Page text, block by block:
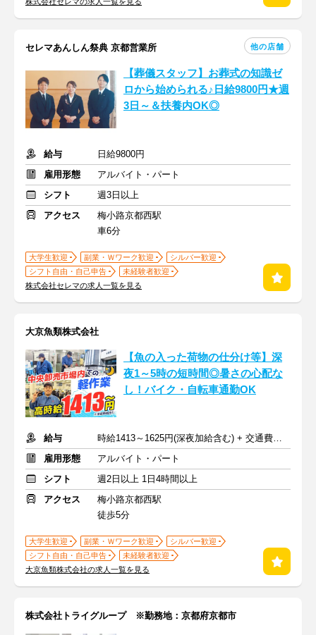
セレマあんしん祭典 京都営業所 他の店舗
【葬儀スタッフ】お葬式の知識ゼ
ロから始められる♪日給9800円★週
3日～＆扶養内OK◎
給与
日給9800円
雇用形態
アルバイト・パート
シフト
週3日以上
アクセス
梅小路京都西駅
車6分
大学生歓迎 副業・Ｗワーク歓迎
シルバー歓迎
シフト自由・自己申告
未経験者歓迎
株式会社セレマの求人一覧を見る
大京魚類株式会社
【魚の入った荷物の仕分け等】深
夜1～5時の短時間◎暑さの心配な
し！バイク・自転車通勤OK
給与
時給1413～1625円(深夜加給含む) + 交通費支給
雇用形態
アルバイト・パート
シフト
週2日以上 1日4時間以上
アクセス
梅小路京都西駅
徒歩5分
大学生歓迎 副業・Ｗワーク歓迎
シルバー歓迎
シフト自由・自己申告
未経験者歓迎
大京魚類株式会社の求人一覧を見る
株式会社トライグループ ※勤務地：京都府京都市